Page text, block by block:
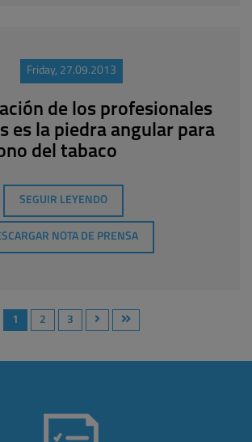
Friday, 27.09.2013
de los profesionales
es la piedra angular para
del tabaco
SEGUIR LEYENDO
NOTA DE PRENSA
1 2 3